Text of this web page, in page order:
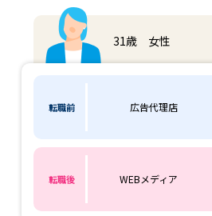
31歳 女性
転職前 広告代理店
転職後 WEBメディア